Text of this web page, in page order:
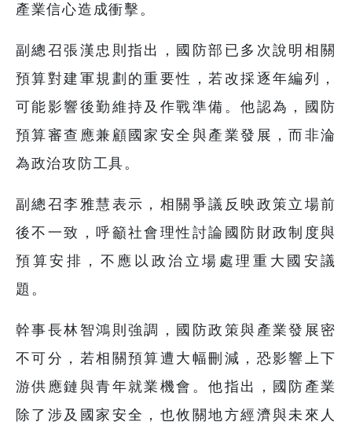
產業信心造成衝擊。
副總召張漢忠則指出，國防部已多次說明相關
預算對建軍規劃的重要性，若改採逐年編列，
可能影響後勤維持及作戰準備。他認為，國防
預算審查應兼顧國家安全與產業發展，而非淪
為政治攻防工具。
副總召李雅慧表示，相關爭議反映政策立場前
後不一致，呼籲社會理性討論國防財政制度與
預算安排，不應以政治立場處理重大國安議
題。
幹事長林智鴻則強調，國防政策與產業發展密
不可分，若相關預算遭大幅刪減，恐影響上下
游供應鏈與青年就業機會。他指出，國防產業
除了涉及國家安全，也攸關地方經濟與未來人